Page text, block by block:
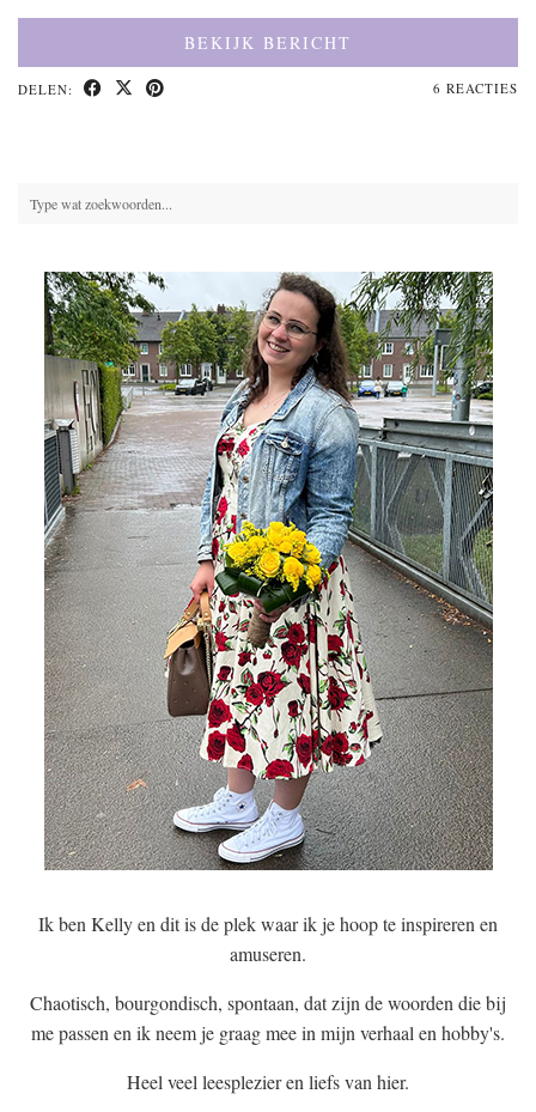
BEKIJK BERICHT
DELEN: 6 REACTIES
Ik ben Kelly en dit is de plek waar ik je hoop te inspireren en
amuseren.
Chaotisch, bourgondisch, spontaan, dat zijn de woorden die bij
me passen en ik neem je graag mee in mijn verhaal en hobby's.
Heel veel leesplezier en liefs van hier.